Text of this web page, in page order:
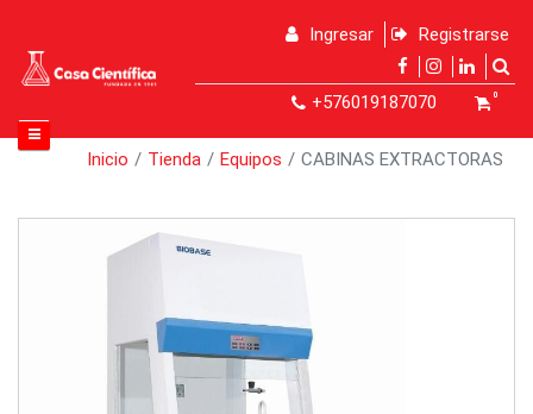
Ingresar Registrarse
+576019187070 0
Inicio Tienda Equipos CABINAS EXTRACTORAS